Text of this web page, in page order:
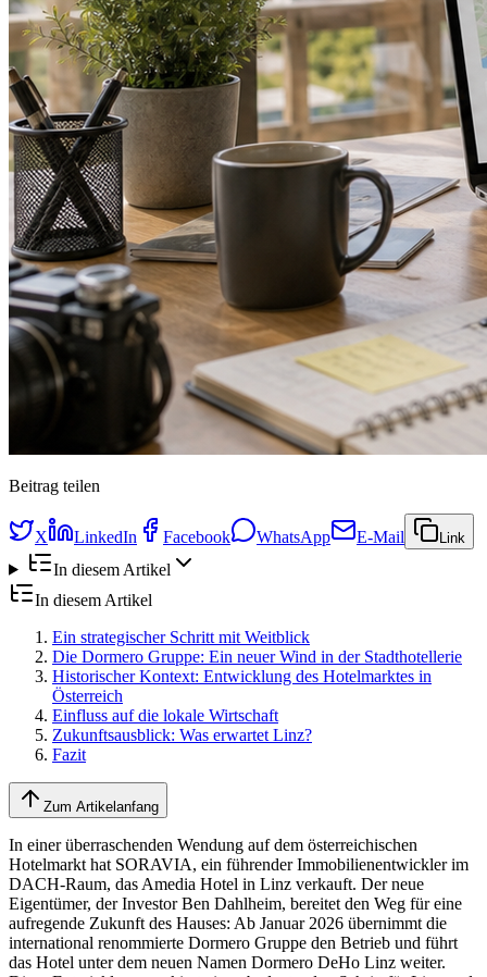
Beitrag teilen
X LinkedIn Facebook WhatsApp E-Mail Link
In diesem Artikel
In diesem Artikel
Ein strategischer Schritt mit Weitblick
Die Dormero Gruppe: Ein neuer Wind in der Stadthotellerie
Historischer Kontext: Entwicklung des Hotelmarktes in
Österreich
Einfluss auf die lokale Wirtschaft
Zukunftsausblick: Was erwartet Linz?
Fazit
Zum Artikelanfang
In einer überraschenden Wendung auf dem österreichischen
Hotelmarkt hat SORAVIA, ein führender Immobilienentwickler im
DACH-Raum, das Amedia Hotel in Linz verkauft. Der neue
Eigentümer, der Investor Ben Dahlheim, bereitet den Weg für eine
aufregende Zukunft des Hauses: Ab Januar 2026 übernimmt die
international renommierte Dormero Gruppe den Betrieb und führt
das Hotel unter dem neuen Namen Dormero DeHo Linz weiter.